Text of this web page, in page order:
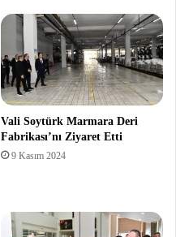
Vali Soytürk Marmara Deri
Fabrikası’nı Ziyaret Etti
9 Kasım 2024